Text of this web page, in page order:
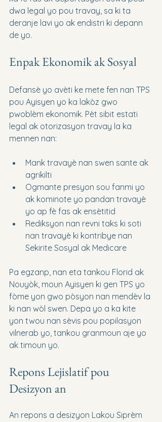
dwa legal yo pou travay, sa ki ta
deranje lavi yo ak endistri ki depann
de yo.
Enpak Ekonomik ak Sosyal
Defansè yo avèti ke mete fen nan TPS
pou Ayisyen yo ka lakòz gwo
pwoblèm ekonomik. Pèt sibit estati
legal ak otorizasyon travay la ka
mennen nan:
Mank travayè nan swen sante ak
agrikilti
Ogmante presyon sou fanmi yo
ak kominote yo pandan travayè
yo ap fè fas ak ensètitid
Rediksyon nan revni taks ki soti
nan travayè ki kontribye nan
Sekirite Sosyal ak Medicare
Pa egzanp, nan eta tankou Florid ak
Nouyòk, moun Ayisyen ki gen TPS yo
fòme yon gwo pòsyon nan mendèv la
ki nan wòl swen. Depa yo a ka kite
yon twou nan sèvis pou popilasyon
vilnerab yo, tankou granmoun aje yo
ak timoun yo.
Repons Lejislatif pou
Desizyon an
An repons a desizyon Lakou Siprèm